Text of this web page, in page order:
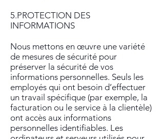
5.PROTECTION DES
INFORMATIONS
Nous mettons en œuvre une variété
de mesures de sécurité pour
préserver la sécurité de vos
informations personnelles. Seuls les
employés qui ont besoin d’effectuer
un travail spécifique (par exemple, la
facturation ou le service à la clientèle)
ont accès aux informations
personnelles identifiables. Les